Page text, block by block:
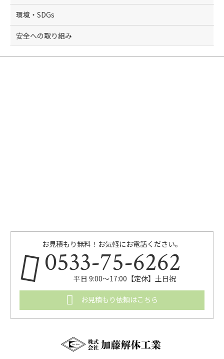
環境・SDGs
安全への取り組み
お見積もり無料！お気軽にお電話ください。
0533-75-6262
平日 9:00〜17:00【定休】土日祝
お見積もり依頼はこちら